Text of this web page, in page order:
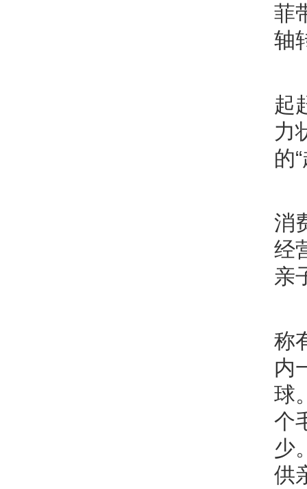
菲
轴
起
力
的
消
经
亲
称
内
球
个
少
供